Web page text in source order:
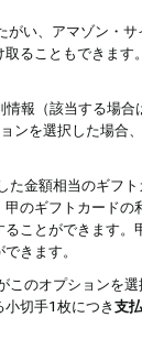
がい、アマゾン・サ
ることもできます
報（該当する場合
ンを選択した場合
金額相当のギフト
のギフトカードの
ことができます。
きます。
このオプションを選
切手1枚につき支